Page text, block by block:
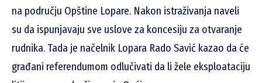
na području Opštine Lopare. Nakon istraživanja naveli
su da ispunjavaju sve uslove za koncesiju za otvaranje
rudnika. Tada je načelnik Lopara Rado Savić kazao da će
građani referendumom odlučivati da li žele eksploataciju